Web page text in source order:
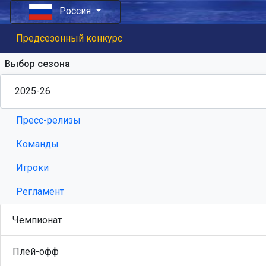
Россия
Предсезонный конкурс
Выбор сезона
Пресс-релизы
Команды
Игроки
Регламент
Чемпионат
Плей-офф